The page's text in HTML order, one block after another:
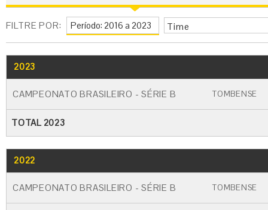
FILTRE POR: Time
2023
CAMPEONATO BRASILEIRO - SÉRIE B TOMBENSE
TOTAL 2023
2022
CAMPEONATO BRASILEIRO - SÉRIE B TOMBENSE